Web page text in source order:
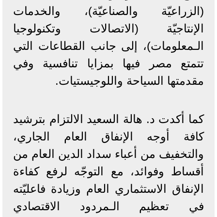
(الزراعيّة والصناعيّة)، والخدمات
الإنتاجيّة (الاتصالات وتكنولوجيا
الـمعلومات)، إلى جانب القطاعات التي
تتمتع مصر فيها بمزايا تنافسية وفي
مقدمتها السياحة واللوجيستيات.
كما أكدت د. هالة السعيد الالتزام بترشيد
كافة أوجه الإنفاق العام الجاري،
والتخفيف من أعباء سداد الدين العام من
أقساط وفوائد، مع التوجّه لرفع كفاءة
الإنفاق الاستثماري العام وزيادة فاعليّته
في تعظيم الـمردود الاقتصادي